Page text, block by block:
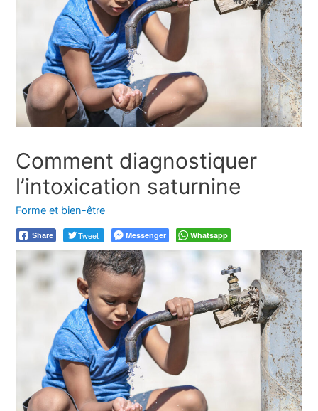
Comment diagnostiquer
l’intoxication saturnine
Forme et bien-être
Share Tweet Messenger Whatsapp